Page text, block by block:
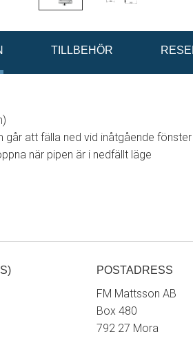
TILLBEHÖR
går att fälla ned vid inåtgående fönster
när pipen är i nedfällt läge
POSTADRESS
FM Mattsson AB
Box 480
792 27 Mora